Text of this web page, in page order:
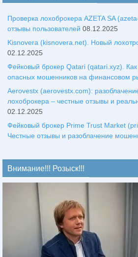
Проверка лохоброкера AZETA SA
отзывы пользователей 08.12.2025
Kisnovera (kisnovera.net). Новый
02.12.2025
Фейковый брокер Qatari (qatari.xyz). Как
опасных мошенников на финансовом
Aerovestx (aerovestx.com):
лохоброкера – честные отзывы и
02.12.2025
Фейковый брокер Prime Trust Market
Честные отзывы и разоблачение
Внимание!!! Розыск!!!